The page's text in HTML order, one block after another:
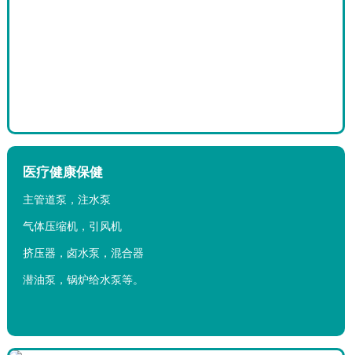
医疗健康保健
主管道泵，注水泵
气体压缩机，引风机
挤压器，卤水泵，混合器
潜油泵，锅炉给水泵等。